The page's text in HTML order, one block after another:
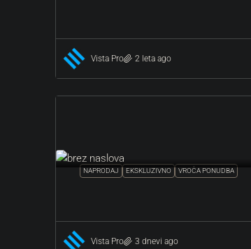
Vista Pro 2 leta ago
NAPRODAJ EKSKLUZIVNO VROČA PONUDBA
Vista Pro 3 dnevi ago
Hrvaška,
985 m²